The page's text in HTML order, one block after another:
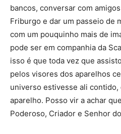
bancos, conversar com
Friburgo e dar um passeio de
com um pouquinho mais de
pode ser em companhia da
isso é que toda vez que
pelos visores dos aparelhos
universo estivesse ali
aparelho. Posso vir a achar
Poderoso, Criador e Senhor